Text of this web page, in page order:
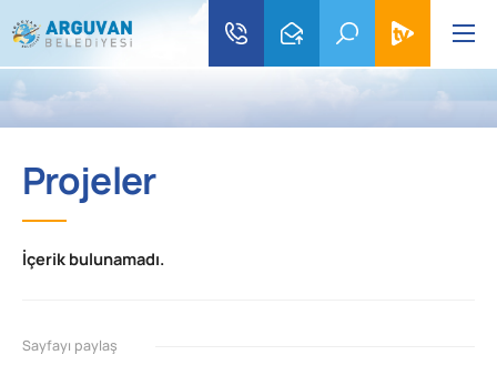
Projeler
İçerik bulunamadı.
Sayfayı paylaş